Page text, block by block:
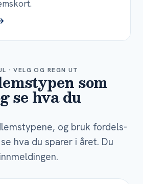
· VELG OG REGN UT
som
se hva du
og bruk fordels-
hva du sparer i året. Du